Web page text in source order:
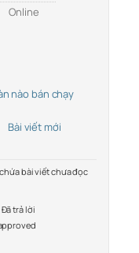
Online
nào bán chạy
Bài viết mới
bài viết chưa đọc
Đã trả lời